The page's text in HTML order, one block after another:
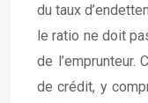
du taux
le ratio ne doit
de l’emprunteur.
de crédit, y